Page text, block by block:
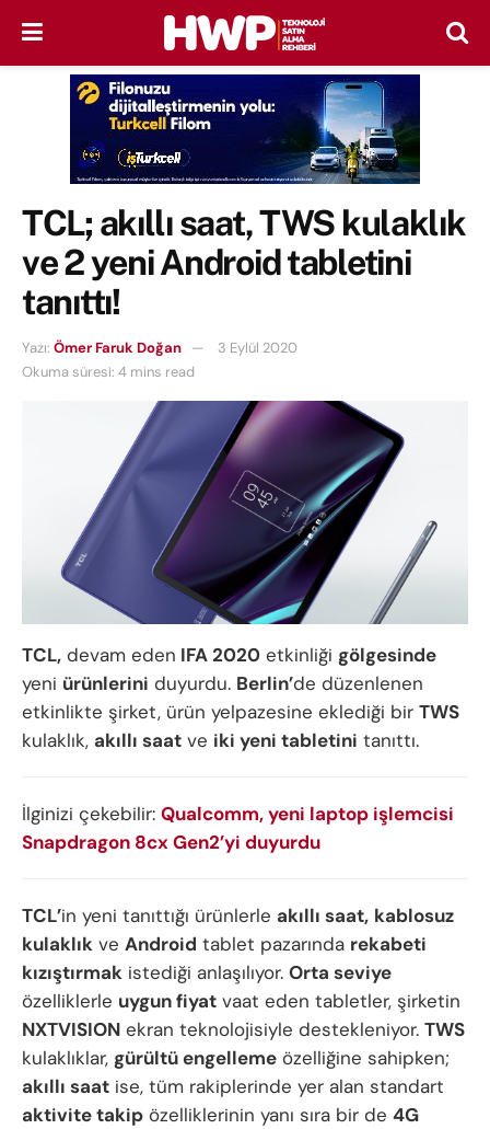
TCL; akıllı saat, TWS kulaklık
ve 2 yeni Android tabletini
tanıttı!
Yazı: Ömer Faruk Doğan
3 Eylül 2020
Okuma süresi: 4 mins read
TCL, devam eden IFA 2020 etkinliği gölgesinde
yeni ürünlerini duyurdu. Berlin’de düzenlenen
etkinlikte şirket, ürün yelpazesine eklediği bir TWS
kulaklık, akıllı saat ve iki yeni tabletini tanıttı.
İlginizi çekebilir: Qualcomm, yeni laptop işlemcisi
Snapdragon 8cx Gen2’yi duyurdu
TCL’in yeni tanıttığı ürünlerle akıllı saat, kablosuz
kulaklık ve Android tablet pazarında rekabeti
kızıştırmak istediği anlaşılıyor. Orta seviye
özelliklerle uygun fiyat vaat eden tabletler, şirketin
NXTVISION ekran teknolojisiyle destekleniyor. TWS
kulaklıklar, gürültü engelleme özelliğine sahipken;
akıllı saat ise, tüm rakiplerinde yer alan standart
aktivite takip özelliklerinin yanı sıra bir de 4G